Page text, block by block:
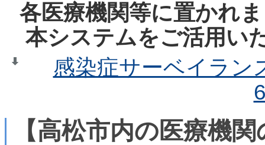
各医療機関等に置かれ
本システムをご活用い
感染症サーベイラン
【高松市内の医療機